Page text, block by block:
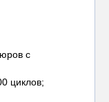
с
циклов;